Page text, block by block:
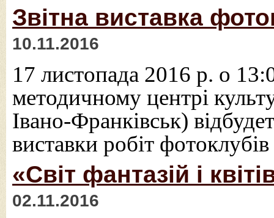
Звітна виставка
10.11.2016
17 листопада 2016 р. о
методичному центрі
Івано-Франківськ)
виставки робіт
«Світ фантазій і
02.11.2016